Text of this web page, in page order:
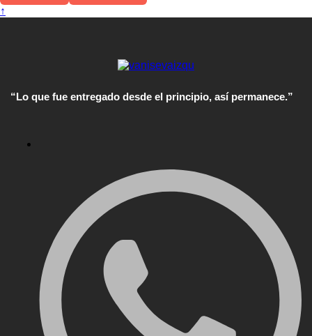
↑
“Lo que fue entregado desde el principio, así permanece.”